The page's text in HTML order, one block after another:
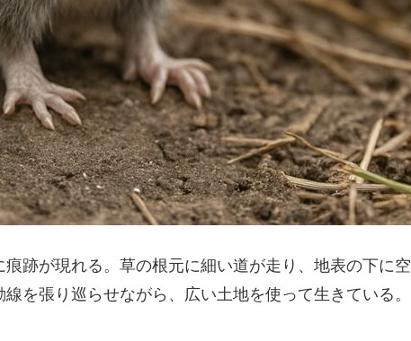
跡が現れる。草の根元に細い道が走り、地表の下に空
を張り巡らせながら、広い土地を使って生きている。